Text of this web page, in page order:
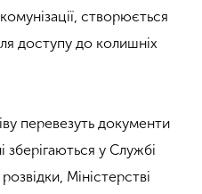
створюється
доступу до колишніх
перевезуть документи
зберігаються у Службі
Міністерстві